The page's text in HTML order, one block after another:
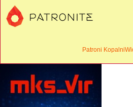
Patroni